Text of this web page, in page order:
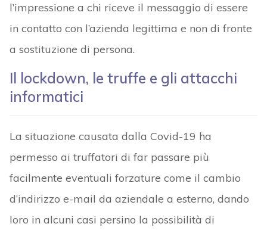
l’impressione a chi riceve il messaggio di essere
in contatto con l’azienda legittima e non di fronte
a sostituzione di persona.
Il lockdown, le truffe e gli attacchi
informatici
La situazione causata dalla Covid-19 ha
permesso ai truffatori di far passare più
facilmente eventuali forzature come il cambio
d’indirizzo e-mail da aziendale a esterno, dando
loro in alcuni casi persino la possibilità di